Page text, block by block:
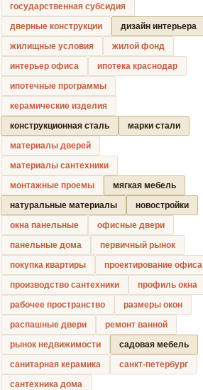
государственная субсидия
дверные конструкции
дизайн интерьера
жилищные условия
жилой фонд
интерьер офиса
ипотека краснодар
ипотечные программы
керамические изделия
конструкционная сталь
марки стали
материалы дверей
материалы сантехники
монтажные проемы
мягкая мебель
натуральные материалы
новостройки
окна панельные
офисные двери
панельные дома
первичный рынок
покупка квартиры
проектирование офиса
производство сантехники
профиль окна
рабочее пространство
размеры окон
распашные двери
ремонт ванной
рынок недвижимости
садовая мебель
санитарная керамика
санкт-петербург
сантехника дома